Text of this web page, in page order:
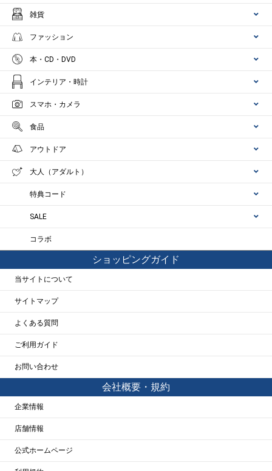
雑貨
ファッション
本・CD・DVD
インテリア・時計
スマホ・カメラ
食品
アウトドア
大人（アダルト）
特典コード
SALE
コラボ
ショッピングガイド
当サイトについて
サイトマップ
よくある質問
ご利用ガイド
お問い合わせ
会社概要・規約
企業情報
店舗情報
公式ホームページ